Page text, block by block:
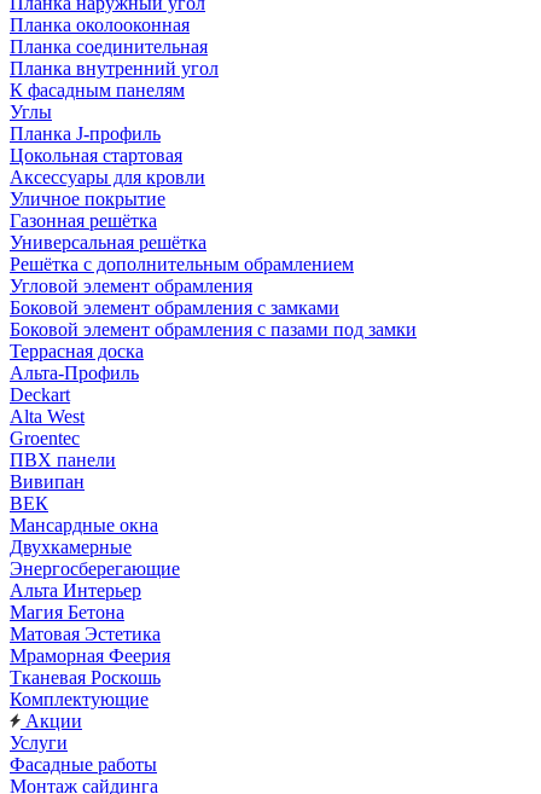
Планка околооконная
Планка соединительная
Планка внутренний угол
К фасадным панелям
Углы
Планка J-профиль
Цокольная стартовая
Аксессуары для кровли
Уличное покрытие
Газонная решётка
Универсальная решётка
Решётка с дополнительным обрамлением
Угловой элемент обрамления
Боковой элемент обрамления с замками
Боковой элемент обрамления с пазами под замки
Террасная доска
Альта-Профиль
Deckart
Alta West
Groentec
ПВХ панели
Вивипан
ВЕК
Мансардные окна
Двухкамерные
Энергосберегающие
Альта Интерьер
Магия Бетона
Матовая Эстетика
Мраморная Феерия
Тканевая Роскошь
Комплектующие
Акции
Услуги
Фасадные работы
Монтаж сайдинга